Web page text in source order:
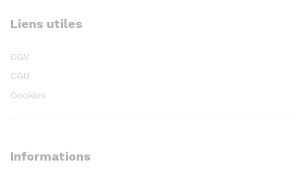
Liens utiles
CGV
CGU
Cookies
Informations